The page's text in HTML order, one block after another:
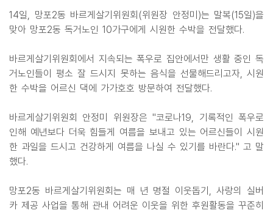
14일, 망포2동 바르게살기위원회(위원장 안정미)는 말복(15일)을
맞아 망포2동 독거노인 10가구에게 시원한 수박을 전달했다.
바르게살기위원회에서 지속되는 폭우로 집안에서만 생활 중인 독
거노인들이 평소 잘 드시지 못하는 음식을 선물해드리고자, 시원
한 수박을 어르신 댁에 가가호호 방문하여 전달했다.
바르게살기위원회 안정미 위원장은 "코로나19, 기록적인 폭우로
인해 예년보다 더욱 힘들게 여름을 보내고 있는 어르신들이 시원
한 과일을 드시고 건강하게 여름을 나실 수 있기를 바란다." 고 말
했다.
망포2동 바르게살기위원회는 매 년 명절 이웃돕기, 사랑의 실버
카 제공 사업을 통해 관내 어려운 이웃을 위한 후원활동을 꾸준히